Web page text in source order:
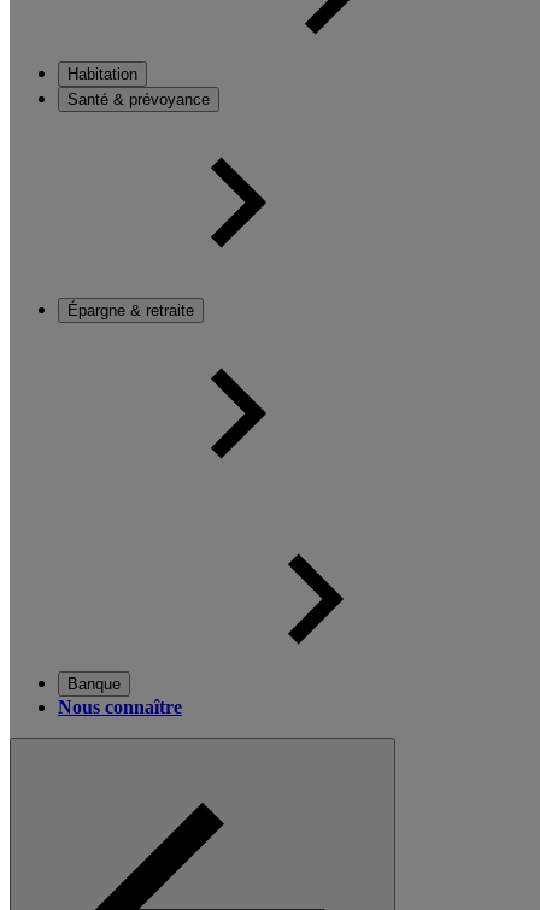
Habitation
Santé & prévoyance
Épargne & retraite
Banque
Nous connaître